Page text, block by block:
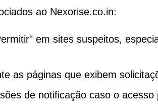
ao Nexorise.co.in:
em sites suspeitos,
as páginas que exibem
de notificação caso o